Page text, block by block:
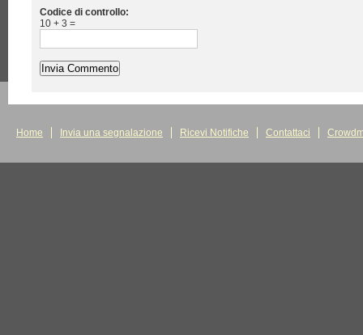
Codice di controllo:
10 + 3 =
Home Invia una segnalazione Ricevi Notifiche Contattaci